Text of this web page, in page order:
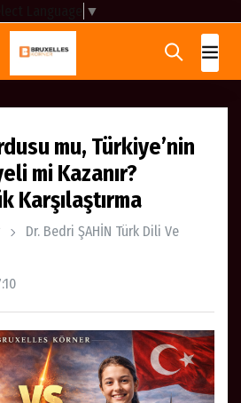
▼
mu, Türkiye’nin
mi Kazanır?
Karşılaştırma
Dr. Bedri ŞAHİN Türk Dili Ve